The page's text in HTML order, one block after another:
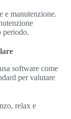
e manutenzione.
periodo.
software come
per valutare
relax e